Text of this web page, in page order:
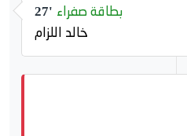
27' بطاقة صفراء
خالد اللزام